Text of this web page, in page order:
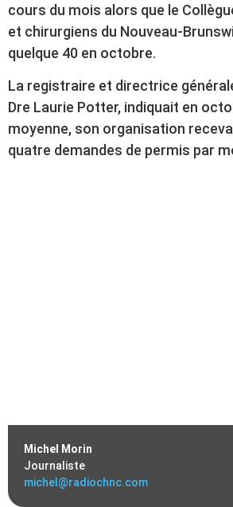
Michel Morin
Journaliste
michel@radiochnc.com
cours du mois alors que le
et chirurgiens du Nouveau-
quelque 40 en octobre.
La registraire et directrice
Dre Laurie Potter, indiquait en
moyenne, son organisation
quatre demandes de permis par